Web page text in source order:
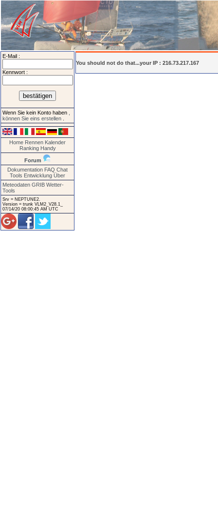
E-Mail :
Kennwort :
Wenn Sie kein Konto haben
können Sie eins erstellen
Home Rennen Kalender
Ranking Handy
Forum
Dokumentation FAQ Chat
Tools Entwicklung Über
Meteodaten GRIB Wetter-
Tools
Srv = NEPTUNE2.
Version = trunk VLM2_V28.1_
07/14/20 08:00:45 AM UTC
You should not do that...your IP : 216.73.217.167